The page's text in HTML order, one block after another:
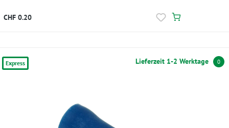
CHF 0.20
Express Lieferzeit 1-2 Werktage 0